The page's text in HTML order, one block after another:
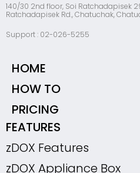
140/30 2nd floor, Soi Ratchadapisek
Ratchadapisek Rd., Chatuchak,
Support : 02-026-5255
HOME
HOW TO
PRICING
FEATURES
zDOX Features
zDOX Appliance Box